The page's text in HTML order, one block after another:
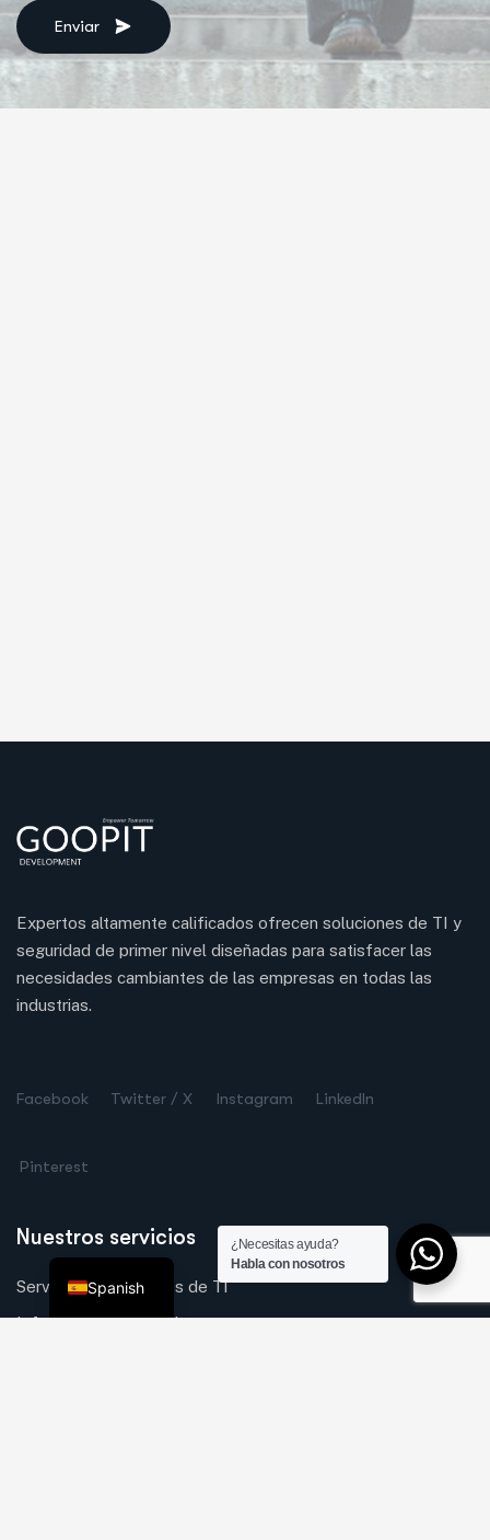
Enviar
Expertos altamente calificados ofrecen soluciones de TI y
seguridad de primer nivel diseñadas para satisfacer las
necesidades cambiantes de las empresas en todas las
industrias.
Facebook Twitter / X Instagram LinkedIn
Pinterest
Nuestros servicios
Servicios y Soluciones de TI
Infraestructura y Red
¿Necesitas ayuda?
Habla con nosotros
Spanish
Russian